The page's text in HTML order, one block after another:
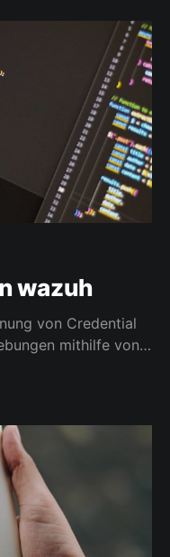
wazuh
von Credential
mithilfe von
der